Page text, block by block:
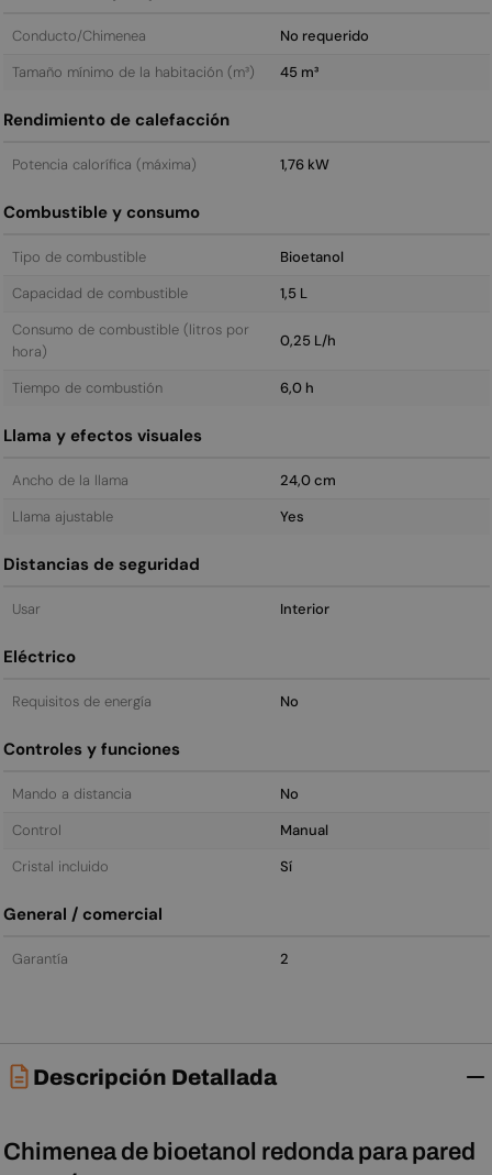
Conducto/Chimenea
No requerido
Tamaño mínimo de la habitación (m³)
45 m³
Rendimiento de calefacción
Potencia calorífica (máxima) 1,76 kW
Combustible y consumo
Tipo de combustible
Bioetanol
Capacidad de combustible
1,5 L
Consumo de combustible (litros por
hora)
0,25 L/h
Tiempo de combustión 6,0 h
Llama y efectos visuales
Ancho de la llama
24,0 cm
Llama ajustable
Yes
Distancias de seguridad
Usar Interior
Eléctrico
Requisitos de energía No
Controles y funciones
Mando a distancia
No
Control
Manual
Cristal incluido
Sí
General / comercial
Garantía 2
Descripción Detallada
Chimenea de bioetanol redonda para pared